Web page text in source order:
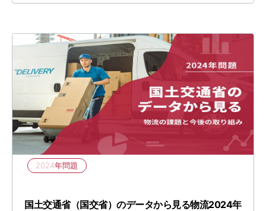
2024年問題
​​国土交通省（国交省）のデータから見る物流2024年